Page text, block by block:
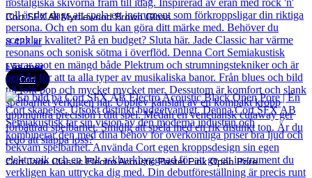
Cort SFX All Myrtlewood Brown Gloss
8 422kr
Läs mer
Cort
Cort Jade Classic Electro Acoustic Pastel Pink Open Pore